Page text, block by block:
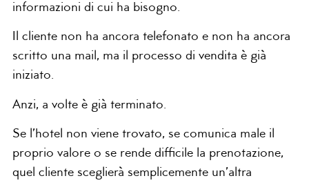
informazioni di cui ha bisogno.
Il cliente non ha ancora telefonato e non ha ancora
scritto una mail, ma il processo di vendita è già
iniziato.
Anzi, a volte è già terminato.
Se l’hotel non viene trovato, se comunica male il
proprio valore o se rende difficile la prenotazione,
quel cliente sceglierà semplicemente un’altra